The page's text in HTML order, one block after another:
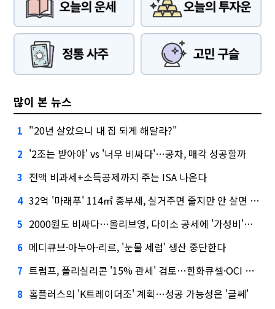
많이 본 뉴스
1 "20년 살았으니 내 집 되게 해달라?"
2 '2조는 받아야' vs '너무 비싸다'…공차, 매각 성공할까
3 전액 비과세+소득공제까지 주는 ISA 나온다
4 32억 '마래푸' 114㎡ 종부세, 실거주면 줄지만 안 살면 2.5배
5 2000원도 비싸다…올리브영, 다이소 공세에 '가성비'로 맞불
6 메디큐브·아누아·리르, '눈물 세럼' 생산 중단한다
7 트럼프, 폴리실리콘 '15% 관세' 검토…한화큐셀·OCI 영향은?
8 홈플러스의 'K트레이더조' 계획…성공 가능성은 '글쎄'